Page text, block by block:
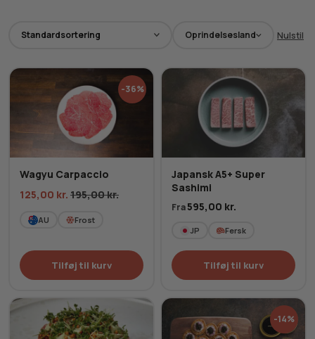
Oprindelsesland Nulstil
-36%
Wagyu Carpaccio
125,00 kr. 195,00kr.
AU Frost
Tilføj til kurv
Japansk A5+ Super
Sashimi
Fra595,00 kr.
JP Fersk
Tilføj til kurv
-14%